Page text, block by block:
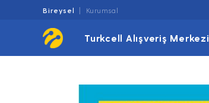
Bireysel Kurumsal
Turkcell Alışveriş Merkezi